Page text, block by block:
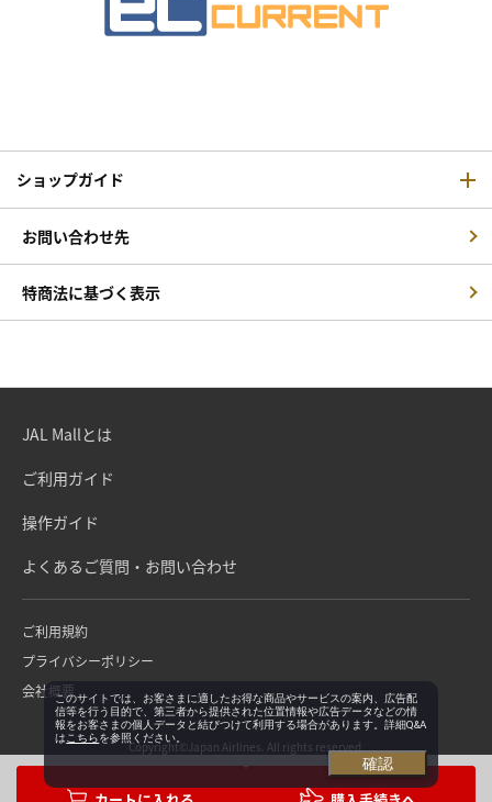
ショップガイド
お問い合わせ先
特商法に基づく表示
JAL Mallとは
ご利用ガイド
操作ガイド
よくあるご質問・お問い合わせ
ご利用規約
プライバシーポリシー
会社概要
Copyright©Japan Airlines. All rights reserved.
このサイトでは、お客さまに適したお得な商品やサービスの案内、広告配
信等を行う目的で、第三者から提供された位置情報や広告データなどの情
報をお客さまの個人データと結びつけて利用する場合があります。詳細Q&A
は こちらを参照ください。
確認